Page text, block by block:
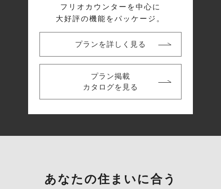
フリオカウンターを中心に
大好評の機能をパッケージ。
プランを詳しく見る
プラン掲載
カタログを見る
あなたの住まいに合う